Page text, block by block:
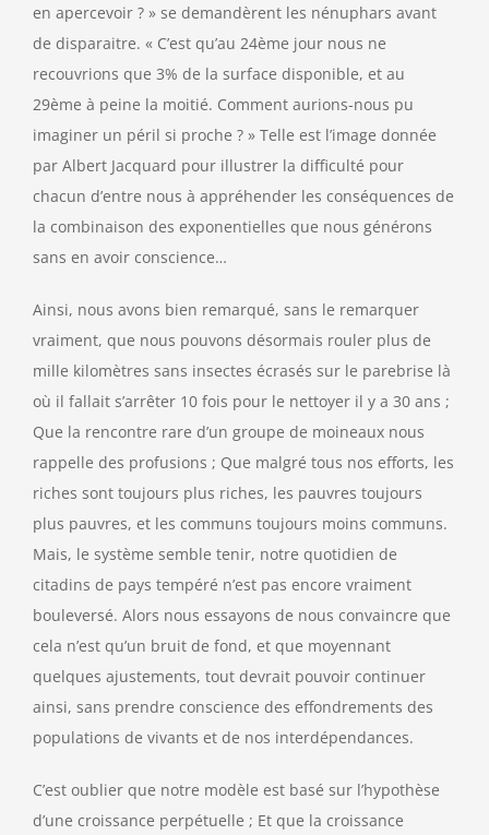
en apercevoir ? » se demandèrent les nénuphars avant
de disparaitre. « C’est qu’au 24ème jour nous ne
recouvrions que 3% de la surface disponible, et au
29ème à peine la moitié. Comment aurions-nous pu
imaginer un péril si proche ? » Telle est l’image donnée
par Albert Jacquard pour illustrer la difficulté pour
chacun d’entre nous à appréhender les conséquences de
la combinaison des exponentielles que nous générons
sans en avoir conscience…
Ainsi, nous avons bien remarqué, sans le remarquer
vraiment, que nous pouvons désormais rouler plus de
mille kilomètres sans insectes écrasés sur le parebrise là
où il fallait s’arrêter 10 fois pour le nettoyer il y a 30 ans ;
Que la rencontre rare d’un groupe de moineaux nous
rappelle des profusions ; Que malgré tous nos efforts, les
riches sont toujours plus riches, les pauvres toujours
plus pauvres, et les communs toujours moins communs.
Mais, le système semble tenir, notre quotidien de
citadins de pays tempéré n’est pas encore vraiment
bouleversé. Alors nous essayons de nous convaincre que
cela n’est qu’un bruit de fond, et que moyennant
quelques ajustements, tout devrait pouvoir continuer
ainsi, sans prendre conscience des effondrements des
populations de vivants et de nos interdépendances.
C’est oublier que notre modèle est basé sur l’hypothèse
d’une croissance perpétuelle ; Et que la croissance